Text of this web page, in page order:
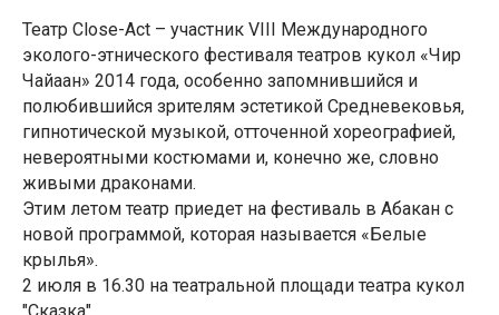
Театр Сlose-Act – участник VIII Международного
эколого-этнического фестиваля театров кукол «Чир
Чайаан» 2014 года, особенно запомнившийся и
полюбившийся зрителям эстетикой Средневековья,
гипнотической музыкой, отточенной хореографией,
невероятными костюмами и, конечно же, словно
живыми драконами.
Этим летом театр приедет на фестиваль в Абакан с
новой программой, которая называется «Белые
крылья».
2 июля в 16.30 на театральной площади театра кукол